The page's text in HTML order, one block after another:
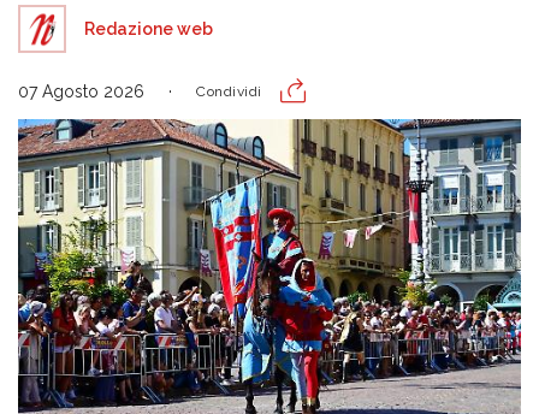
Redazione web
07 Agosto 2026 Condividi